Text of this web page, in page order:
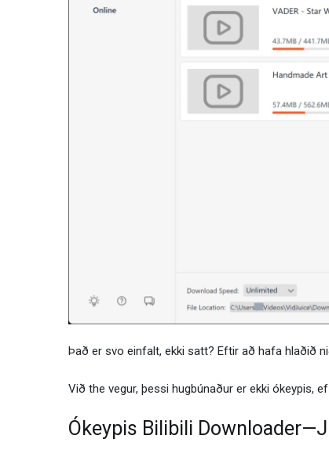
Það er svo einfalt, ekki satt? Eftir að hafa hlaðið
Við the vegur, þessi hugbúnaður er ekki ókeypis,
Ókeypis Bilibili